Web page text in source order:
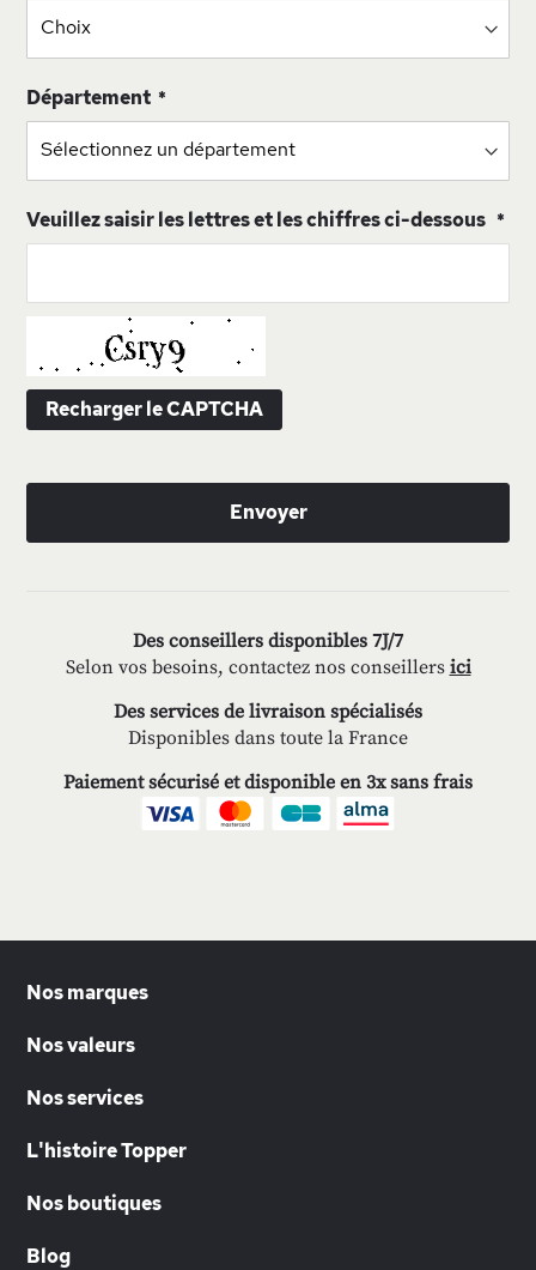
Département
Veuillez saisir les lettres et les chiffres ci-dessous
Recharger le CAPTCHA
Envoyer
Des conseillers disponibles 7J/7
Selon vos besoins, contactez nos conseillers ici
Des services de livraison spécialisés
Disponibles dans toute la France
Paiement sécurisé et disponible en 3x sans frais
Nos marques
Nos valeurs
Nos services
L'histoire Topper
Nos boutiques
Blog